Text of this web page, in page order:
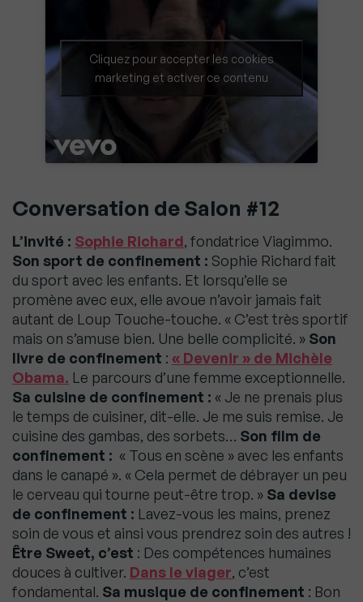
Cliquez pour accepter les cookies
marketing et activer ce contenu
Conversation de Salon #12
L’invité : Sophie Richard, fondatrice Viagimmo.
Son sport de confinement : Sophie Richard fait
du sport avec les enfants. Et lorsqu’elle se
promène avec eux, elle avoue n’avoir jamais fait
autant de Loup Touche-touche. « C’est très sportif
mais on s’amuse bien. Une belle complicité. » Son
livre de confinement : « Devenir » de Michèle
Obama. Le parcours d’une femme exceptionnelle.
Sa cuisine de confinement : « Je ne prenais plus
le temps de cuisiner, dit-elle. Je me suis remise. Je
cuisine des gambas, des sorbets… Son film de
confinement : « Tous en scène » avec les enfants
dans le canapé ». « Cela permet de débrayer un peu
le cerveau qui tourne peut-être trop. » Sa devise
de confinement : Lavez-vous les mains, prenez
soin de vous et ainsi vous prendrez soin des autres !
Être Sweet, c’est : Des compétences humaines
douces à cultiver. Dans le viager, c’est
fondamental. Sa musique de confinement : Bon